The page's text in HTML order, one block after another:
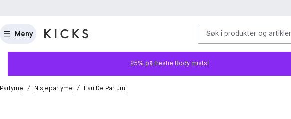
Meny Søk i produkter og artikler
25% på freshe Body mists!
Parfyme / Nisjeparfyme / Eau De Parfum